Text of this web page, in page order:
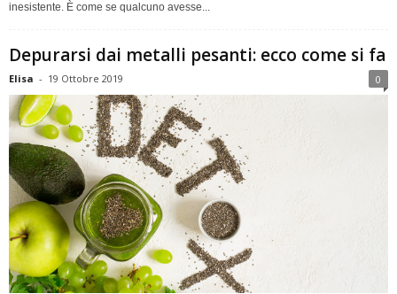
inesistente. È come se qualcuno avesse...
Depurarsi dai metalli pesanti: ecco come si fa
Elisa - 19 Ottobre 2019 0